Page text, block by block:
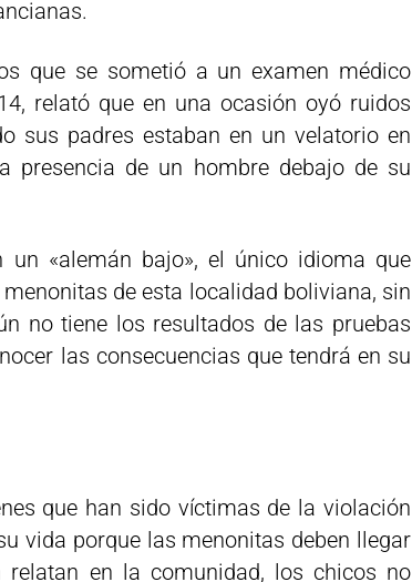
que se sometió a un examen médico
relató que en una ocasión oyó ruidos
sus padres estaban en un velatorio en
presencia de un hombre debajo de su
un «alemán bajo», el único idioma que
de esta localidad boliviana, sin
no tiene los resultados de las pruebas
las consecuencias que tendrá en su
que han sido víctimas de la violación
vida porque las menonitas deben llegar
relatan en la comunidad, los chicos no